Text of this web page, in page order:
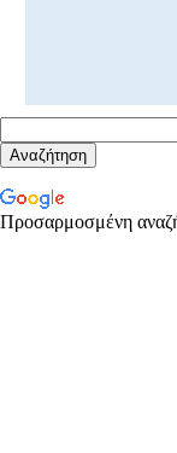
Προσαρμοσμένη